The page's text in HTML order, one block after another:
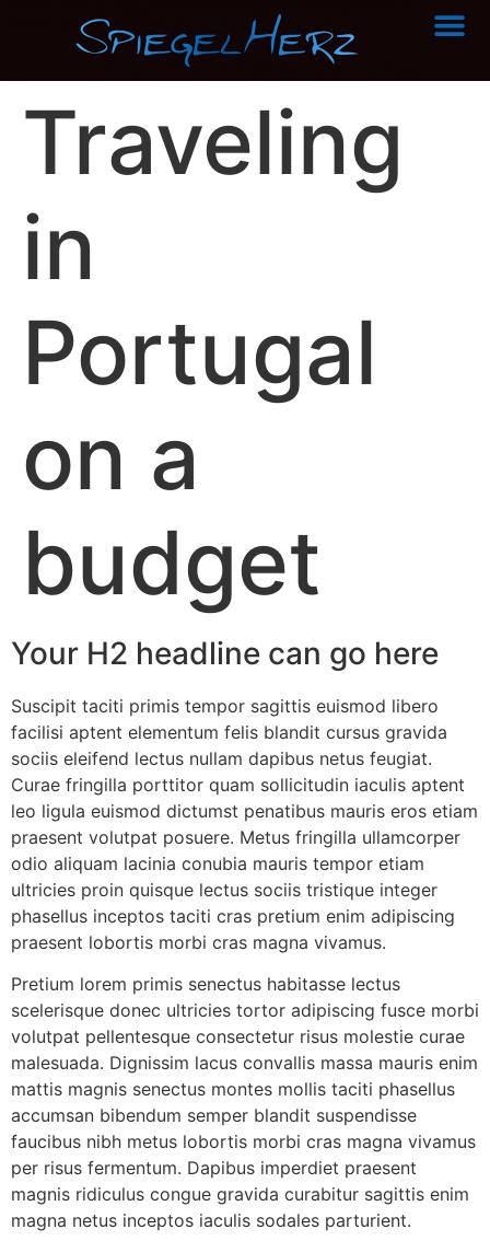
Traveling
in
Portugal
on a
budget
Your H2 headline can go here
Suscipit taciti primis tempor sagittis euismod libero
facilisi aptent elementum felis blandit cursus gravida
sociis eleifend lectus nullam dapibus netus feugiat.
Curae fringilla porttitor quam sollicitudin iaculis aptent
leo ligula euismod dictumst penatibus mauris eros etiam
praesent volutpat posuere. Metus fringilla ullamcorper
odio aliquam lacinia conubia mauris tempor etiam
ultricies proin quisque lectus sociis tristique integer
phasellus inceptos taciti cras pretium enim adipiscing
praesent lobortis morbi cras magna vivamus.
Pretium lorem primis senectus habitasse lectus
scelerisque donec ultricies tortor adipiscing fusce morbi
volutpat pellentesque consectetur risus molestie curae
malesuada. Dignissim lacus convallis massa mauris enim
mattis magnis senectus montes mollis taciti phasellus
accumsan bibendum semper blandit suspendisse
faucibus nibh metus lobortis morbi cras magna vivamus
per risus fermentum. Dapibus imperdiet praesent
magnis ridiculus congue gravida curabitur sagittis enim
magna netus inceptos iaculis sodales parturient.